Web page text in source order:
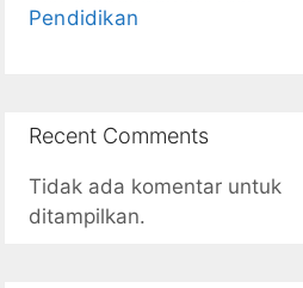
Pendidikan
Recent Comments
Tidak ada komentar untuk
ditampilkan.